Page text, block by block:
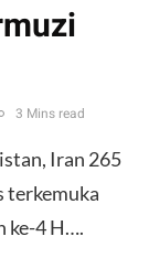
3 Mins read
Iran 265
terkemuka
ke-4 H….